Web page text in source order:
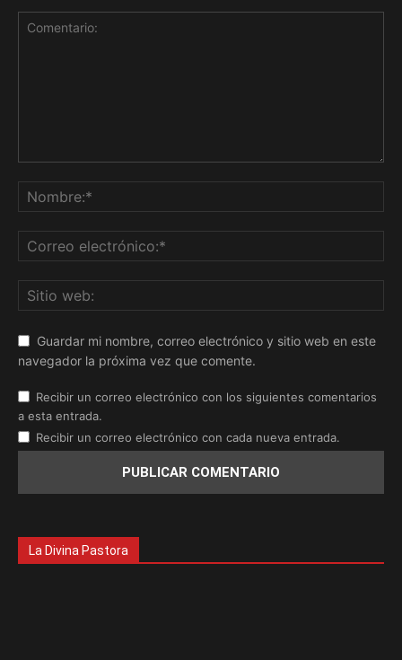
Guardar mi nombre, correo electrónico y sitio web en este
navegador la próxima vez que comente.
Recibir un correo electrónico con los siguientes comentarios
a esta entrada.
Recibir un correo electrónico con cada nueva entrada.
La Divina Pastora